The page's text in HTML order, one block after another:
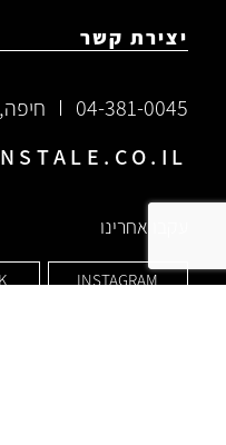
יצירת קשר
04-381-0045
עקבו אחרינו
INSTAGRAM